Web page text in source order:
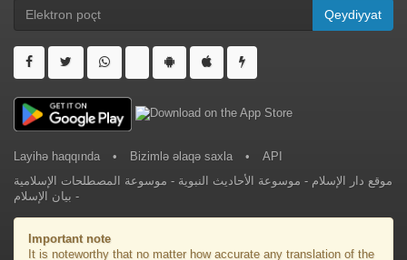
Qeydiyyat
Layihə haqqında • Bizimlə əlaqə saxla •
API
موقع دار الإسلام - موسوعة الأحاديث النبوية - موسوعة المصطلحات الإسلامية
- بيان الإسلام
Important note
It is noteworthy that no matter how accurate any translation of the